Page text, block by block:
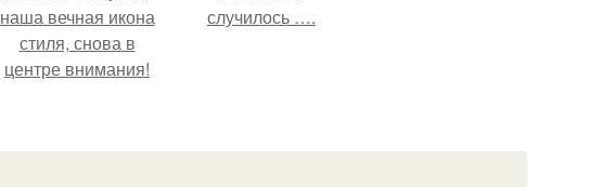
наша вечная икона
стиля, снова в
центре внимания!
случилось ….